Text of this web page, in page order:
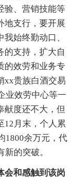
验、营销技能等
地支行，要开展
始终勤动口、
的支持，扩大自
的效劳和业务专
xx贵族白酒交易
业效劳中心等一
献度还不大，但
12月末，个人累
1800余万元，代
的突破。
和感触到该岗